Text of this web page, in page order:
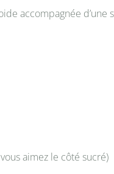
accompagnée
aimez le côté sucré)